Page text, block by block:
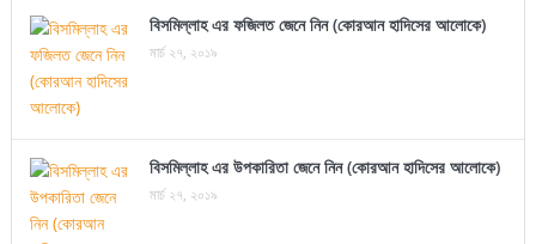
বিসমিল্লাহ এর ফজিলত জেনে নিন (কোরআন হাদিসের আলোকে)
মার্চ ২৭, ২০১৯
বিসমিল্লাহ এর উপকারিতা জেনে নিন (কোরআন হাদিসের আলোকে)
মার্চ ২৭, ২০১৯